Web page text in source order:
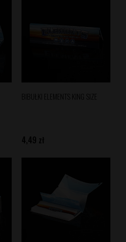
BIBUŁKI ELEMENTS KING SIZE
4,49 zł